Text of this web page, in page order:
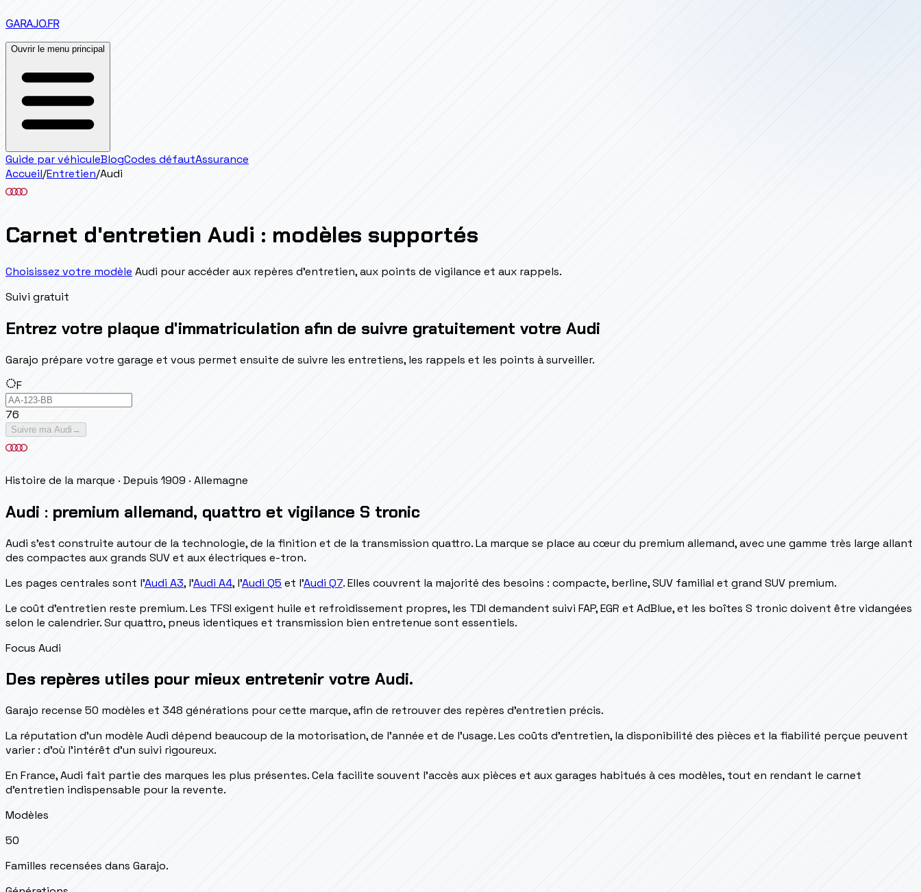
GARAJO.FR
Ouvrir le menu principal
Guide par véhiculeBlogCodes défautAssurance
Accueil/Entretien/Audi
Carnet d'entretien Audi : modèles supportés
Choisissez votre modèle Audi pour accéder aux repères d'entretien, aux points de vigilance et aux rappels.
Suivi gratuit
Entrez votre plaque d'immatriculation afin de suivre gratuitement votre Audi
Garajo prépare votre garage et vous permet ensuite de suivre les entretiens, les rappels et les points à surveiller.
F
76
Suivre ma Audi →
Histoire de la marque · Depuis 1909 · Allemagne
Audi : premium allemand, quattro et vigilance S tronic
Audi s'est construite autour de la technologie, de la finition et de la transmission quattro. La marque se place au cœur du premium allemand, avec une gamme très large allant
des compactes aux grands SUV et aux électriques e-tron.
Les pages centrales sont l'Audi A3, l'Audi A4, l'Audi Q5 et l'Audi Q7. Elles couvrent la majorité des besoins : compacte, berline, SUV familial et grand SUV premium.
Le coût d'entretien reste premium. Les TFSI exigent huile et refroidissement propres, les TDI demandent suivi FAP, EGR et AdBlue, et les boîtes S tronic doivent être vidangées
selon le calendrier. Sur quattro, pneus identiques et transmission bien entretenue sont essentiels.
Focus Audi
Des repères utiles pour mieux entretenir votre Audi.
Garajo recense 50 modèles et 348 générations pour cette marque, afin de retrouver des repères d'entretien précis.
La réputation d'un modèle Audi dépend beaucoup de la motorisation, de l'année et de l'usage. Les coûts d'entretien, la disponibilité des pièces et la fiabilité perçue peuvent
varier : d'où l'intérêt d'un suivi rigoureux.
En France, Audi fait partie des marques les plus présentes. Cela facilite souvent l'accès aux pièces et aux garages habitués à ces modèles, tout en rendant le carnet
d'entretien indispensable pour la revente.
Modèles
50
Familles recensées dans Garajo.